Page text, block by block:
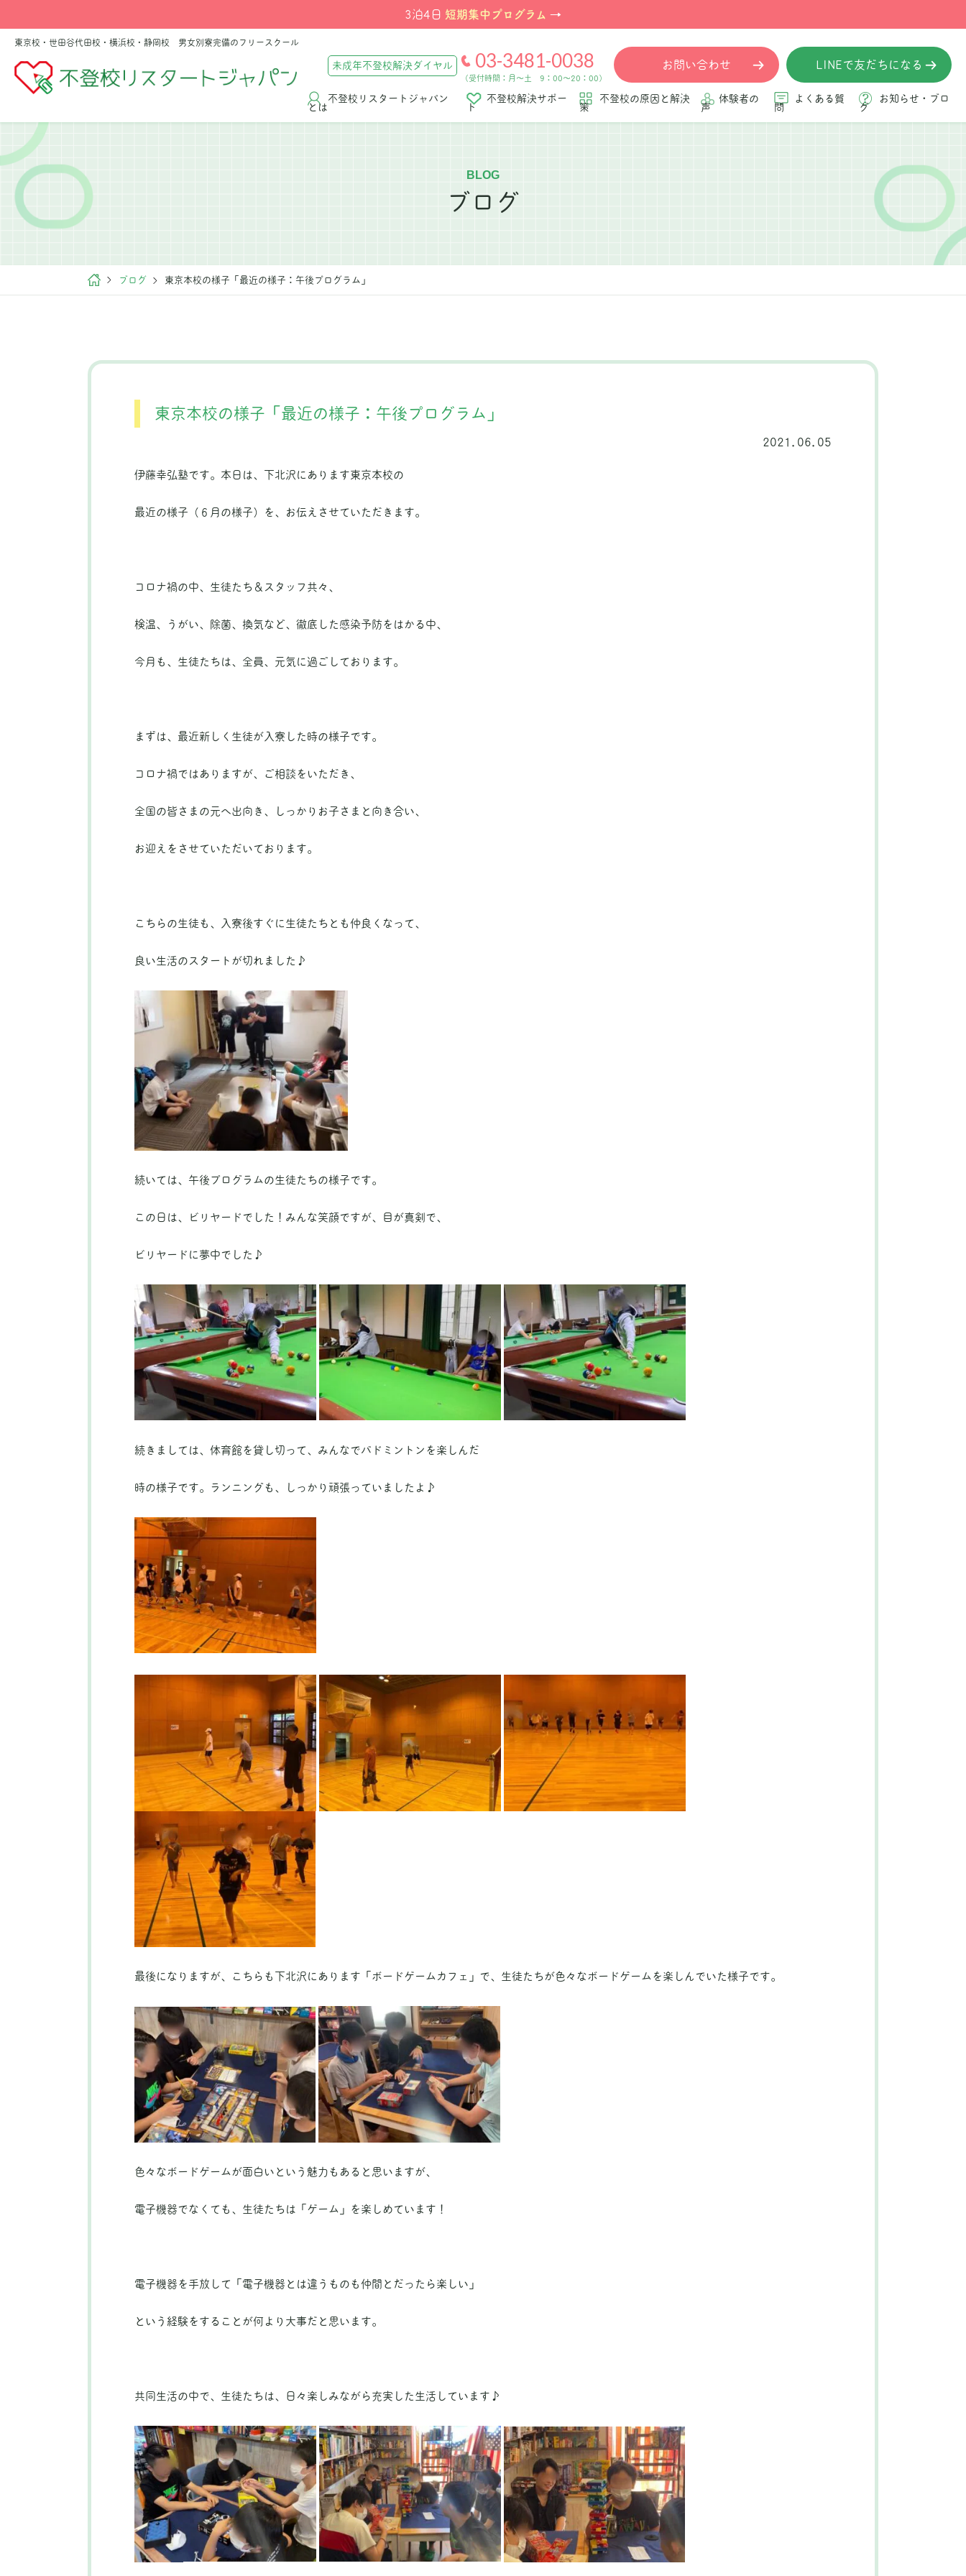
3泊4日 短期集中プログラム →
東京校・世田谷代田校・横浜校・静岡校 男女別寮完備のフリースクール
未成年不登校解決ダイヤル 03-3481-0038
（受付時間：月～土 9：00～20：00）
お問い合わせ LINEで友だちになる
不登校リスタートジャパン
とは
不登校解決サポー
ト
不登校の原因と解決
策
体験者の
声
よくある質
問
お知らせ・ブロ
グ
BLOG
ブログ
ブログ 東京本校の様子「最近の様子：午後プログラム」
東京本校の様子「最近の様子：午後プログラム」
2021.06.05
伊藤幸弘塾です。本日は、下北沢にあります東京本校の
最近の様子（６月の様子）を、お伝えさせていただきます。
コロナ禍の中、生徒たち＆スタッフ共々、
検温、うがい、除菌、換気など、徹底した感染予防をはかる中、
今月も、生徒たちは、全員、元気に過ごしております。
まずは、最近新しく生徒が入寮した時の様子です。
コロナ禍ではありますが、ご相談をいただき、
全国の皆さまの元へ出向き、しっかりお子さまと向き合い、
お迎えをさせていただいております。
こちらの生徒も、入寮後すぐに生徒たちとも仲良くなって、
良い生活のスタートが切れました♪
続いては、午後プログラムの生徒たちの様子です。
この日は、ビリヤードでした！みんな笑顔ですが、目が真剣で、
ビリヤードに夢中でした♪
続きましては、体育館を貸し切って、みんなでバドミントンを楽しんだ
時の様子です。ランニングも、しっかり頑張っていましたよ♪
最後になりますが、こちらも下北沢にあります「ボードゲームカフェ」で、生徒たちが色々なボードゲームを楽しんでいた様子です。
色々なボードゲームが面白いという魅力もあると思いますが、
電子機器でなくても、生徒たちは「ゲーム」を楽しめています！
電子機器を手放して「電子機器とは違うものも仲間とだったら楽しい」
という経験をすることが何より大事だと思います。
共同生活の中で、生徒たちは、日々楽しみながら充実した生活しています♪